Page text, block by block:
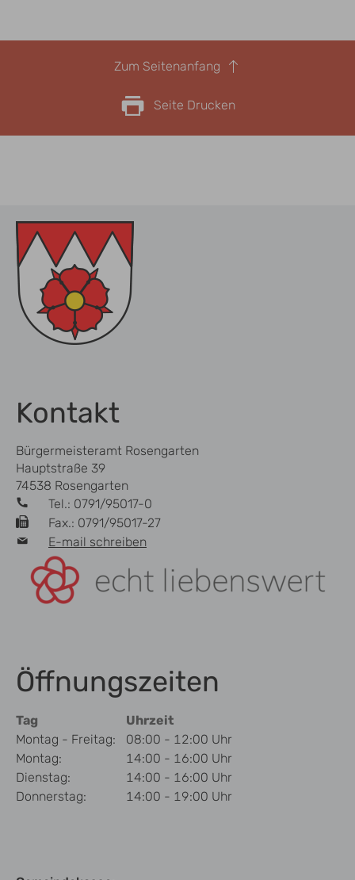
Zum Seitenanfang
Seite Drucken
Kontakt
Bürgermeisteramt Rosengarten
Hauptstraße 39
74538 Rosengarten
Tel.: 0791/95017-0
Fax.: 0791/95017-27
E-mail schreiben
Öffnungszeiten
Tag
Uhrzeit
Montag - Freitag:
08:00 - 12:00 Uhr
Montag:
14:00 - 16:00 Uhr
Dienstag:
14:00 - 16:00 Uhr
Donnerstag:
14:00 - 19:00 Uhr